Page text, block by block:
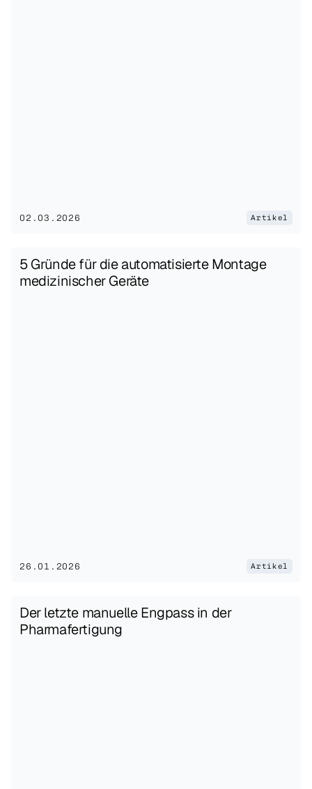
02.03.2026 Artikel
5 Gründe für die automatisierte Montage
medizinischer Geräte
26.01.2026 Artikel
Der letzte manuelle Engpass in der
Pharmafertigung